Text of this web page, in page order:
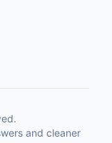
and cleaner